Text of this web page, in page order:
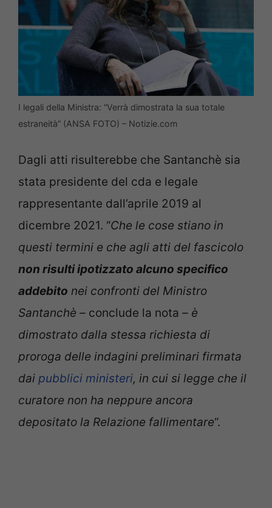
I legali della Ministra: “Verrà dimostrata la sua totale
estraneità” (ANSA FOTO) – Notizie.com
Dagli atti risulterebbe che Santanchè sia
stata presidente del cda e legale
rappresentante dall’aprile 2019 al
dicembre 2021. “Che le cose stiano in
questi termini e che agli atti del fascicolo
non risulti ipotizzato alcuno specifico
addebito nei confronti del Ministro
Santanchè – conclude la nota – è
dimostrato dalla stessa richiesta di
proroga delle indagini preliminari firmata
dai pubblici ministeri, in cui si legge che il
curatore non ha neppure ancora
depositato la Relazione fallimentare“.